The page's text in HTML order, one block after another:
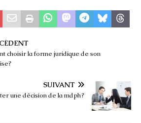
choisir la forme juridique de son
SUIVANT
une décision de la mdph ?